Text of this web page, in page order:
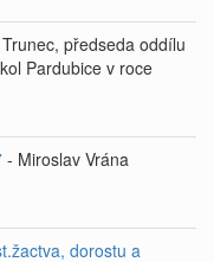
předseda oddílu
Pardubice v roce
- Miroslav Vrána
dorostu a